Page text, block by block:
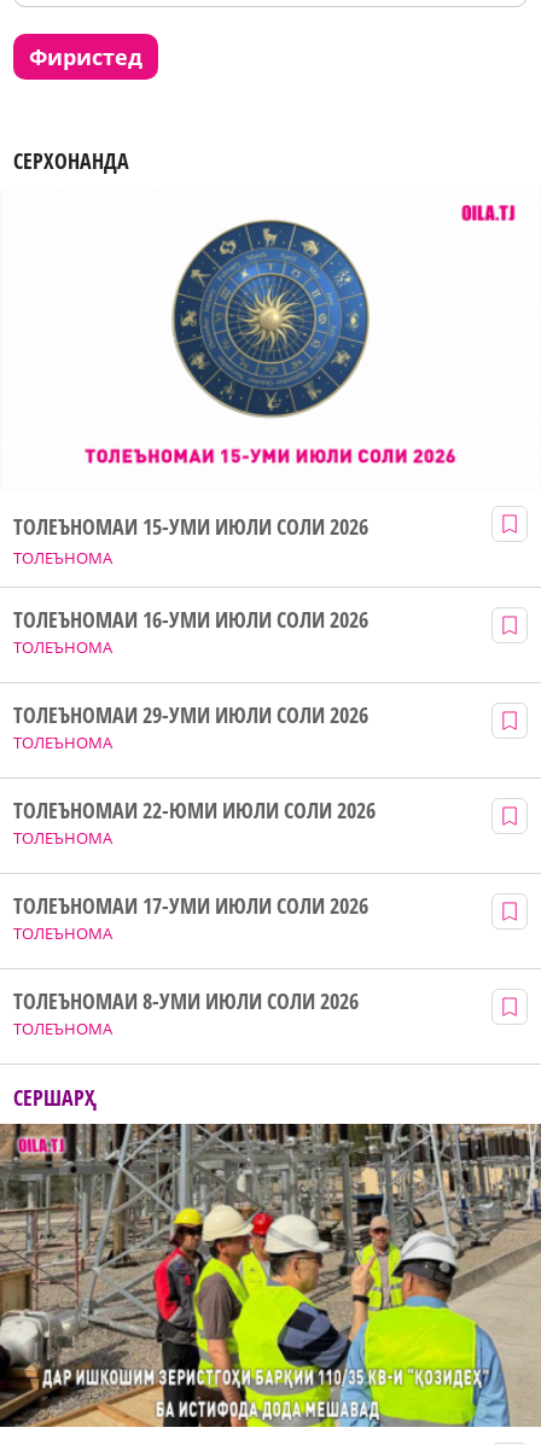
фиристед
СЕРХОНАНДА
ТОЛЕЪНОМА
ТОЛЕЪНОМАИ 15-УМИ ИЮЛИ СОЛИ 2026
ТОЛЕЪНОМА
ТОЛЕЪНОМАИ 16-УМИ ИЮЛИ СОЛИ 2026
ТОЛЕЪНОМА
ТОЛЕЪНОМАИ 29-УМИ ИЮЛИ СОЛИ 2026
ТОЛЕЪНОМА
ТОЛЕЪНОМАИ 22-ЮМИ ИЮЛИ СОЛИ 2026
ТОЛЕЪНОМА
ТОЛЕЪНОМАИ 17-УМИ ИЮЛИ СОЛИ 2026
ТОЛЕЪНОМА
ТОЛЕЪНОМАИ 8-УМИ ИЮЛИ СОЛИ 2026
СЕРШАРҲ